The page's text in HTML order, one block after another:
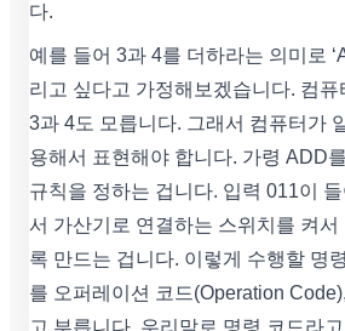
다.
예를 들어 3과 4를 더하라는 의미로
리고 싶다고 가정해보겠습니다. 컴
3과 4도 모릅니다. 그래서 컴퓨터가
용해서 표현해야 합니다. 가령 ADD
규칙을 정하는 겁니다. 입력 011이
서 가산기로 연결하는 스위치를 켜
록 만드는 겁니다. 이렇게 수행할 명
를 오퍼레이션 코드(Operation